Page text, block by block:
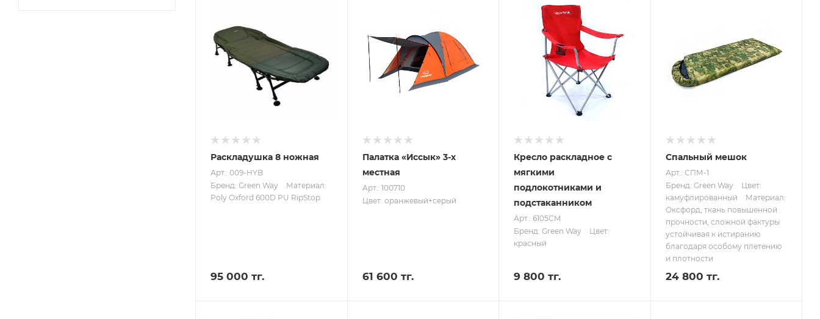
Раскладушка 8 ножная
Арт.: 009-HYB
Бренд: Green Way
Материал:
Poly Oxford 600D PU RipStop
95 000 тг.
Палатка «Иссык» 3-х
местная
Арт.: 100710
Цвет: оранжевый+серый
61 600 тг.
Кресло раскладное с
мягкими
подлокотниками и
подстаканником
Арт.: 6105CM
Бренд: Green Way
Цвет:
красный
9 800 тг.
Спальный мешок
Арт.: СПМ-1
Бренд: Green Way
Цвет:
камуфлированный
Материал:
Оксфорд, ткань повышенной
прочности, сложной фактуры
устойчивая к истиранию
благодаря особому плетению
и плотности
24 800 тг.